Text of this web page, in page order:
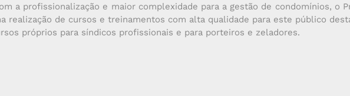
a profissionalização e maior complexidade para a gestão de condomínios, o
realização de cursos e treinamentos com alta qualidade para este público
próprios para síndicos profissionais e para porteiros e zeladores.